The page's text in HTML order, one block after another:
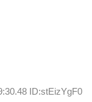
ID:stEizYgF0